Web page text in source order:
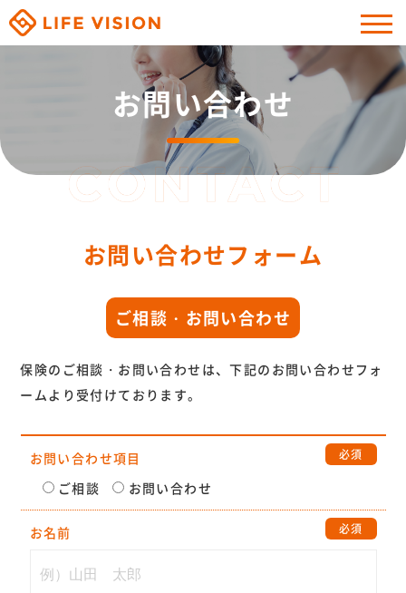
お問い合わせ
お問い合わせフォーム
ご相談・お問い合わせ
保険のご相談・お問い合わせは、下記のお問い合わせフォ
ームより受付けております。
お問い合わせ項目 必須
ご相談 お問い合わせ
お名前 必須